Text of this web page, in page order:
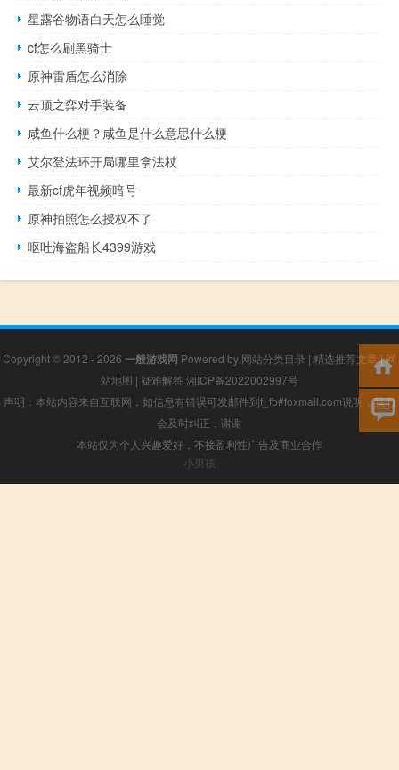
星露谷物语白天怎么睡觉
cf怎么刷黑骑士
原神雷盾怎么消除
云顶之弈对手装备
咸鱼什么梗？咸鱼是什么意思什么梗
艾尔登法环开局哪里拿法杖
最新cf虎年视频暗号
原神拍照怎么授权不了
呕吐海盗船长4399游戏
Copyright © 2012 - 2026 一般游戏网 Powered by 网站分类目录 | 精选推荐文章 |网
站地图 | 疑难解答 湘ICP备2022002997号
声明：本站内容来自互联网，如信息有错误可发邮件到f_fb#foxmail.com说明，我们
会及时纠正，谢谢
本站仅为个人兴趣爱好，不接盈利性广告及商业合作
小男孩